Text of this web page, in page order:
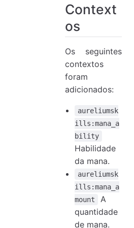
Context
os
Os seguintes
contextos
foram
adicionados:
aureliumsk
ills:mana_a
bility
Habilidade
da mana.
aureliumsk
ills:mana_a
mount
A
quantidade
de mana.